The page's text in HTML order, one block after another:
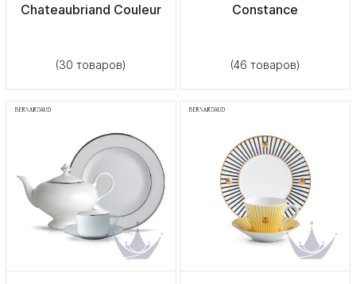
Chateaubriand Couleur
(30 товаров)
Constance
(46 товаров)